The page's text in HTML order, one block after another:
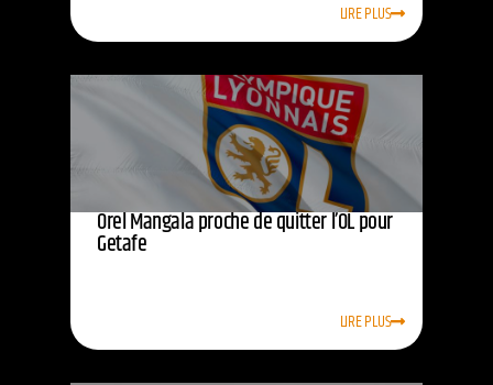
LIRE PLUS
Orel Mangala proche de quitter l’OL pour
Getafe
LIRE PLUS